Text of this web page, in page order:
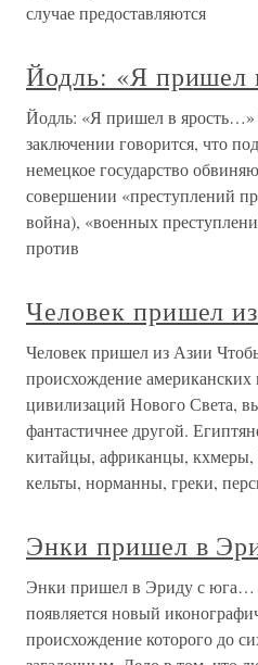
случае предоставляются
Йодль: «Я пришел
Йодль: «Я пришел в
заключении говорится, что
немецкое государство
совершении «преступлений
война), «военных
против
Человек пришел
Человек пришел из Азии
происхождение
цивилизаций Нового Света,
фантастичнее другой.
китайцы, африканцы, кхмеры,
кельты, норманны, греки,
Энки пришел в
Энки пришел в Эриду с
появляется новый
происхождение которого до